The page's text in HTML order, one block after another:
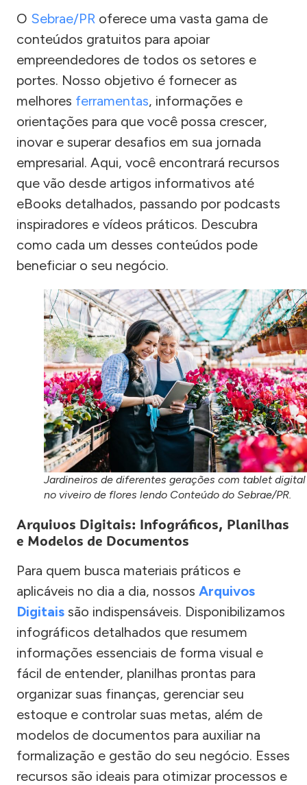
O Sebrae/PR oferece uma vasta gama de
conteúdos gratuitos para apoiar
empreendedores de todos os setores e
portes. Nosso objetivo é fornecer as
melhores ferramentas, informações e
orientações para que você possa crescer,
inovar e superar desafios em sua jornada
empresarial. Aqui, você encontrará recursos
que vão desde artigos informativos até
eBooks detalhados, passando por podcasts
inspiradores e vídeos práticos. Descubra
como cada um desses conteúdos pode
beneficiar o seu negócio.
Jardineiros de diferentes gerações com tablet digital
no viveiro de flores lendo Conteúdo do Sebrae/PR.
Arquivos Digitais: Infográficos, Planilhas
e Modelos de Documentos
Para quem busca materiais práticos e
aplicáveis no dia a dia, nossos Arquivos
Digitais são indispensáveis. Disponibilizamos
infográficos detalhados que resumem
informações essenciais de forma visual e
fácil de entender, planilhas prontas para
organizar suas finanças, gerenciar seu
estoque e controlar suas metas, além de
modelos de documentos para auxiliar na
formalização e gestão do seu negócio. Esses
recursos são ideais para otimizar processos e